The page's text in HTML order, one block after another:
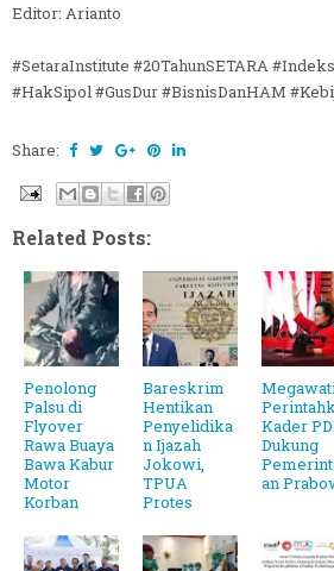
Editor: Arianto
#SetaraInstitute #20TahunSETARA
#HakSipol #GusDur #BisnisDanHAM
Share:
Related Posts:
Penolong
Palsu di
Flyover
Rawa Buaya
Bawa Kabur
Motor
Korban
Bareskrim
Hentikan
Penyelidika
n Ijazah
Jokowi,
TPUA
Protes
Kader
Dukung
an